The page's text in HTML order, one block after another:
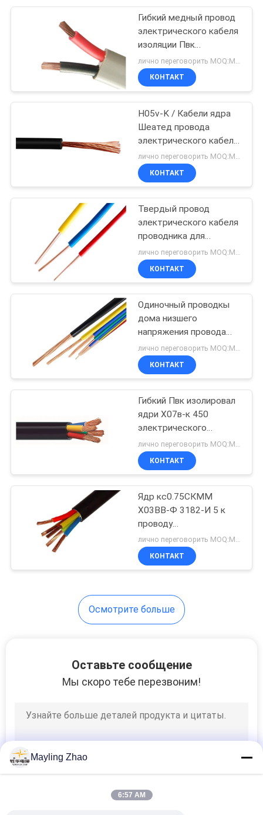
Неизолированный
провод
90
Самонесущий
изолированный
провод
Кабель в
резиновой
изоляции
95
управления
кабель
кабель
Гибкий медный провод
электрического кабеля
изоляции Пвк
проводника для
управления
переключателя
КОНТАКТ
H05v-K / Кабели ядра
Шеатед провода
электрического кабеля
Х07в-К изолированные
Пвк не одиночные
лично переговорить MOQ:Могущий быть предметом переговоров
КОНТАКТ
Твердый провод
электрического кабеля
проводника для
внутреннего связывая
проволокой 300/500в,
желтого цвета голубого
лично переговорить MOQ:Могущий быть предметом переговоров
КОНТАКТ
Одиночный проводкы
дома низшего
напряжения провода
электрического кабеля
ядра не обшитый
КОНТАКТ
Гибкий Пвк изолировал
ядри Х07в-к 450
электрического
провода Мулти/750в
КОНТАКТ
Ядр кс0.75СКММ
Х03ВВ-Ф 3182-И 5 к
проводу
электрического кабеля
ЭН 50525-2-11
10СКММ БС
лично переговорить MOQ:Могущий быть предметом переговоров
КОНТАКТ
Осмотрите больше
Оставьте сообщение
Мы скоро тебе перезвоним!
Mayling Zhao
6:57 AM